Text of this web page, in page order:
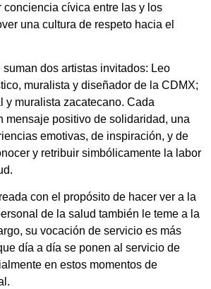
conciencia cívica entre las y los
una cultura de respeto hacia el
dos artistas invitados: Leo
muralista y diseñador de la CDMX;
y muralista zacatecano. Cada
mensaje positivo de solidaridad, una
emotivas, de inspiración, y de
y retribuir simbólicamente la labor
con el propósito de hacer ver a la
de la salud también le teme a la
su vocación de servicio es más
día a día se ponen al servicio de
en estos momentos de